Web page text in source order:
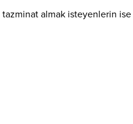
tazminat almak isteyenlerin ise